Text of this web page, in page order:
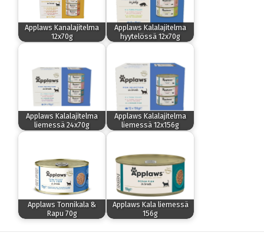
Applaws Kanalajitelma
12x70g
Applaws Kalalajitelma
hyytelössä 12x70g
Applaws Kalalajitelma
liemessä 24x70g
Applaws Kalalajitelma
liemessä 12x156g
Applaws Tonnikala &
Rapu 70g
Applaws Kala liemessä
156g